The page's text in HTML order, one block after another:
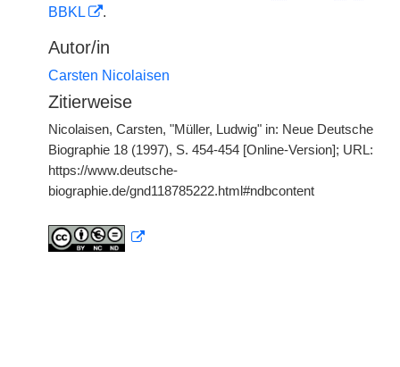
BBKL
.
Autor/in
Carsten Nicolaisen
Zitierweise
Nicolaisen, Carsten, "Müller, Ludwig" in: Neue Deutsche
Biographie 18 (1997), S. 454-454 [Online-Version]; URL:
https://www.deutsche-
biographie.de/gnd118785222.html#ndbcontent